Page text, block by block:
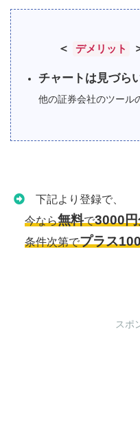
＜ デメリット
チャートは見づら
他の証券会社のツール
下記より登録で、
今なら無料で3000
条件次第でプラス
スポ